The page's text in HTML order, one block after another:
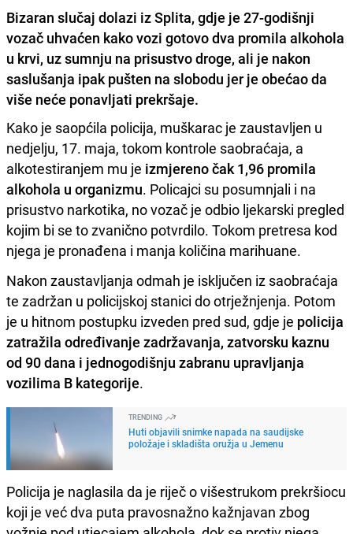
Bizaran slučaj dolazi iz Splita, gdje je 27-godišnji
vozač uhvaćen kako vozi gotovo dva promila alkohola
u krvi, uz sumnju na prisustvo droge, ali je nakon
saslušanja ipak pušten na slobodu jer je obećao da
više neće ponavljati prekršaje.
Kako je saopćila policija, muškarac je zaustavljen u
nedjelju, 17. maja, tokom kontrole saobraćaja, a
alkotestiranjem mu je izmjereno čak 1,96 promila
alkohola u organizmu. Policajci su posumnjali i na
prisustvo narkotika, no vozač je odbio ljekarski pregled
kojim bi se to zvanično potvrdilo. Tokom pretresa kod
njega je pronađena i manja količina marihuane.
Nakon zaustavljanja odmah je isključen iz saobraćaja
te zadržan u policijskoj stanici do otrježnjenja. Potom
je u hitnom postupku izveden pred sud, gdje je policija
zatražila određivanje zadržavanja, zatvorsku kaznu
od 90 dana i jednogodišnju zabranu upravljanja
vozilima B kategorije.
TRENDING
Huti objavili snimke napada na saudijske
položaje i skladišta oružja u Jemenu
Policija je naglasila da je riječ o višestrukom prekršiocu
koji je već dva puta pravosnažno kažnjavan zbog